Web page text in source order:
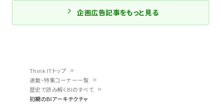
Think ITトップ
連載・特集コーナー一覧
歴史で読み解くBIのすべて
初期のBIアーキテクチャ
企画広告記事をもっと見る